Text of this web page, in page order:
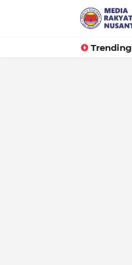
Trending